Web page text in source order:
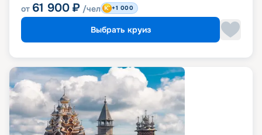
от 61 900 ₽ /чел +1 000
Выбрать круиз